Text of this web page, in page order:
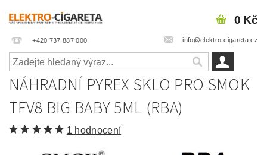
+420 737 887 000 info@elektro-cigareta.cz
0 Kč
NÁHRADNÍ PYREX SKLO PRO SMOK
TFV8 BIG BABY 5ML (RBA)
1 hodnocení